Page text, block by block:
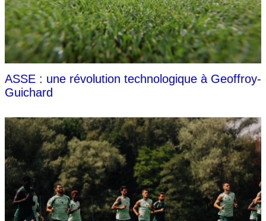
ASSE : une révolution technologique à Geoffroy-
Guichard